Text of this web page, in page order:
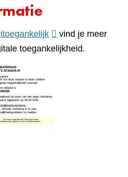
website)
(verwijst
naar
vind je meer
toegankelijkheid.